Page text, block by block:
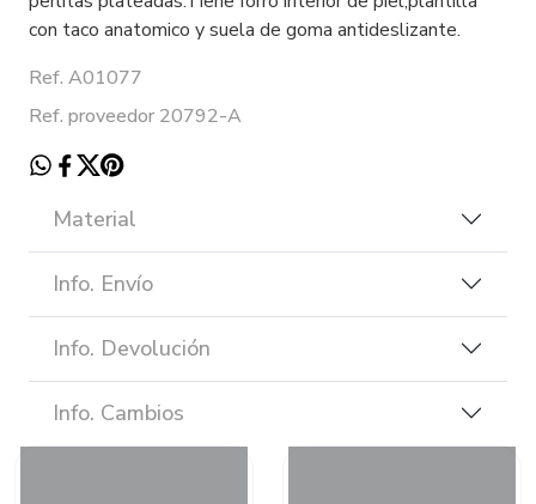
con taco anatomico y suela de goma antideslizante.
Ref. A01077
Ref. proveedor 20792-A
Material
Info. Envío
Info. Devolución
Info. Cambios